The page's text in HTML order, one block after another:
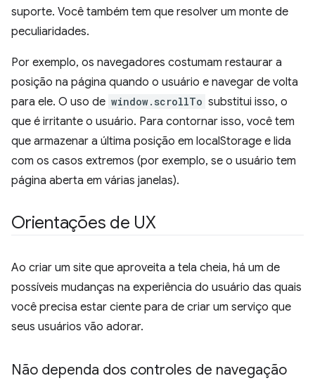
suporte. Você também tem que resolver um monte de
peculiaridades.
Por exemplo, os navegadores costumam restaurar a
posição na página quando o usuário e navegar de volta
para ele. O uso de window.scrollTo substitui isso, o
que é irritante o usuário. Para contornar isso, você tem
que armazenar a última posição em localStorage e lida
com os casos extremos (por exemplo, se o usuário tem
página aberta em várias janelas).
Orientações de UX
Ao criar um site que aproveita a tela cheia, há um de
possíveis mudanças na experiência do usuário das quais
você precisa estar ciente para de criar um serviço que
seus usuários vão adorar.
Não dependa dos controles de navegação